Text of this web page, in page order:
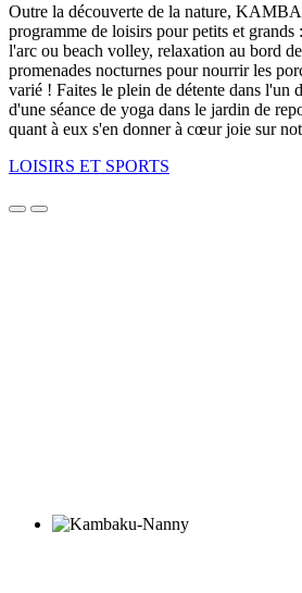
Outre la découverte de la nature,
programme de loisirs pour petits et
l'arc ou beach volley, relaxation au bord
promenades nocturnes pour nourrir les
varié ! Faites le plein de détente dans l'un
d'une séance de yoga dans le jardin de
quant à eux s'en donner à cœur joie sur
LOISIRS ET SPORTS